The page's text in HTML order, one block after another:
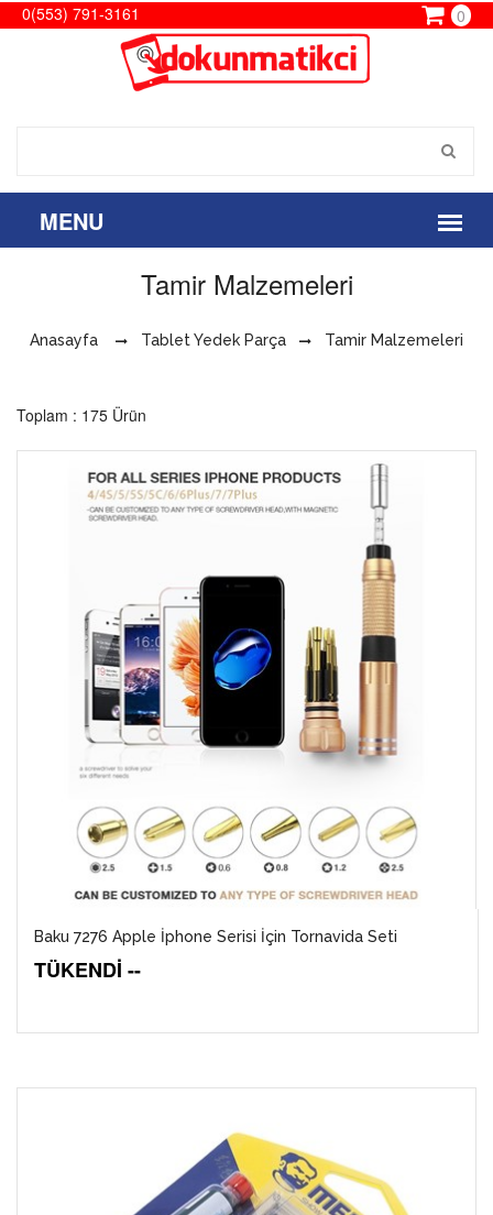
0(553) 791-3161 0
Tamir Malzemeleri
Anasayfa Tablet Yedek Parça Tamir Malzemeleri
Toplam : 175 Ürün
Baku 7276 Apple İphone Serisi İçin Tornavida Seti
TÜKENDİ --